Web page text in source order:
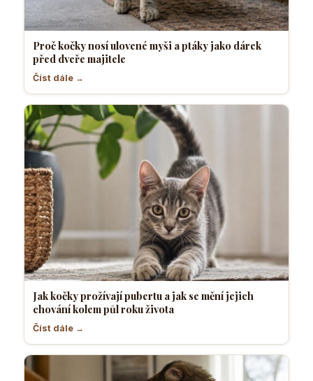
Proč kočky nosí ulovené myši a ptáky jako dárek
před dveře majitele
Číst dále →
Jak kočky prožívají pubertu a jak se mění jejich
chování kolem půl roku života
Číst dále →